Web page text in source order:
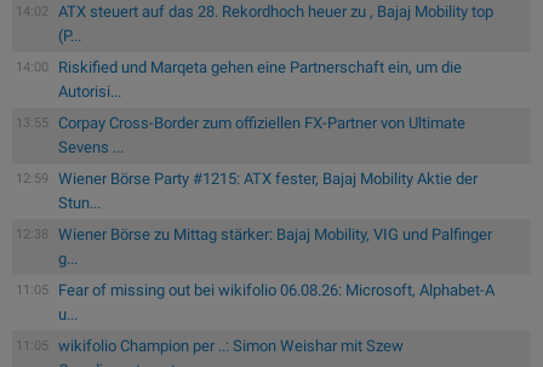
14:02
ATX steuert auf das 28. Rekordhoch heuer zu , Bajaj Mobility top
(P...
14:00
Riskified und Marqeta gehen eine Partnerschaft ein, um die
Autorisi...
13:55
Corpay Cross-Border zum offiziellen FX-Partner von Ultimate
Sevens ...
12:59
Wiener Börse Party #1215: ATX fester, Bajaj Mobility Aktie der
Stun...
12:38
Wiener Börse zu Mittag stärker: Bajaj Mobility, VIG und Palfinger
g...
11:05
Fear of missing out bei wikifolio 06.08.26: Microsoft, Alphabet-A
u...
11:05
wikifolio Champion per ..: Simon Weishar mit Szew